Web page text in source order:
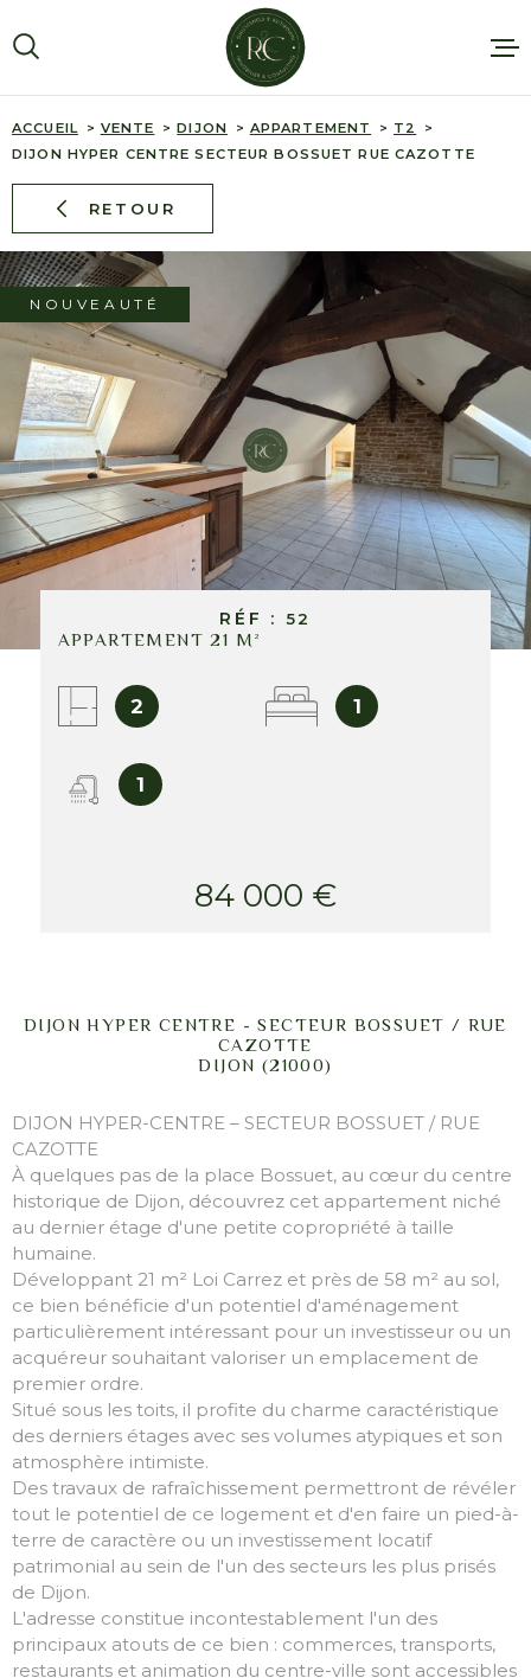
recherche
au
menu
principal
au
contenu
AGENCE
LOCATIONS
SERVICES
ALERTE E-
CONTACT
ACCUEIL VENTE DIJON APPARTEMENT
T2
DIJON HYPER CENTRE SECTEUR BOSSUET RUE CAZOTTE
RETOUR
NOUVEAUTÉ
RÉF : 52
APPARTEMENT 21 M²
2 1
1
84 000 €
DIJON HYPER CENTRE - SECTEUR BOSSUET / RUE
CAZOTTE
DIJON (21000)
DIJON HYPER-CENTRE – SECTEUR BOSSUET / RUE
CAZOTTE
À quelques pas de la place Bossuet, au cœur du centre
historique de Dijon, découvrez cet appartement niché
au dernier étage d'une petite copropriété à taille
humaine.
Développant 21 m² Loi Carrez et près de 58 m² au sol,
ce bien bénéficie d'un potentiel d'aménagement
particulièrement intéressant pour un investisseur ou un
acquéreur souhaitant valoriser un emplacement de
premier ordre.
Situé sous les toits, il profite du charme caractéristique
des derniers étages avec ses volumes atypiques et son
atmosphère intimiste.
Des travaux de rafraîchissement permettront de révéler
tout le potentiel de ce logement et d'en faire un pied-à-
terre de caractère ou un investissement locatif
patrimonial au sein de l'un des secteurs les plus prisés
de Dijon.
L'adresse constitue incontestablement l'un des
principaux atouts de ce bien : commerces, transports,
restaurants et animation du centre-ville sont accessibles